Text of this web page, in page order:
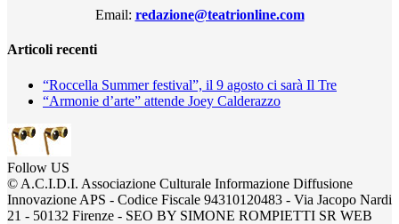
Email: redazione@teatrionline.com
Articoli recenti
“Roccella Summer festival”, il 9 agosto ci sarà Il Tre
“Armonie d’arte” attende Joey Calderazzo
Follow US
© A.C.I.D.I. Associazione Culturale Informazione Diffusione
Innovazione APS - Codice Fiscale 94310120483 - Via Jacopo Nardi
21 - 50132 Firenze - SEO BY SIMONE ROMPIETTI SR WEB